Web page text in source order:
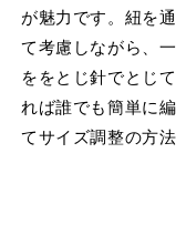
が魅力です。紐を
て考慮しながら、
ををとじ針でとじ
れば誰でも簡単に
てサイズ調整の方法